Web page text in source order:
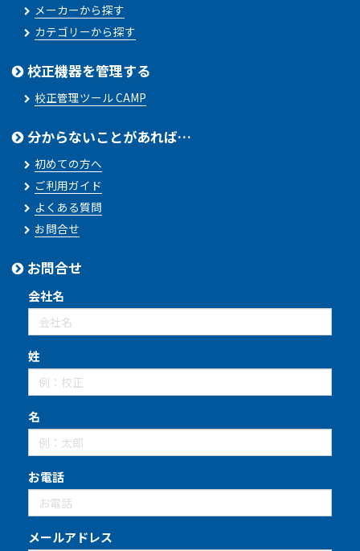
メーカーから探す
カテゴリーから探す
校正機器を管理する
校正管理ツール CAMP
分からないことがあれば…
初めての方へ
ご利用ガイド
よくある質問
お問合せ
お問合せ
会社名
姓
名
お電話
メールアドレス